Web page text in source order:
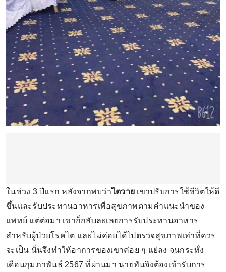
ในช่วง 3 ปีแรก หลังจากพบว่าไตวาย เขาปรับการใช้ชีวิตให้ดี
ขึ้นและรับประทานอาหารเพื่อสุขภาพตามคำแนะนำของ
แพทย์ แต่ต่อมา เขาก็กลับละเลยการรับประทานอาหาร
สำหรับผู้ป่วยโรคไต และไม่ค่อยได้ไปตรวจสุขภาพเท่าที่ควร
จะเป็น นั่นจึงทำให้อาการของเขาค่อย ๆ แย่ลง จนกระทั่ง
เดือนกุมภาพันธ์ 2567 ที่ผ่านมา นายทันจึงต้องเข้ารับการ